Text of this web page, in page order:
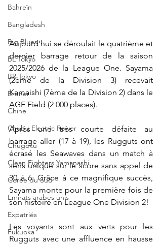
Bahreïn
Bangladesh
Big Blues
BL Tokyo
BR Tokyo
Brunei
Chine
Chubu Electric Power
Chugoku
Clean Fighters Yamanashi
Corée du Sud
Emirats arabes unis
Expatriés
Fukuoka
Aujourd'hui se déroulait le quatrième et
dernier barrage retour de la saison
2025/2026 de la League One. Sayama
(2ème de la Division 3) recevait
Kamaishi (7ème de la Division 2) dans le
AGF Field (2 000 places).
Après une très courte défaite au
barrage aller (17 à 19), les Rugguts ont
écrasé les Seawaves dans un match à
sens unique sur le score sans appel de
30 à 6. Grâce à ce magnifique succès,
Sayama monte pour la première fois de
son histoire en League One Division 2!
Les voyants sont aux verts pour les
Rugguts avec une affluence en hausse